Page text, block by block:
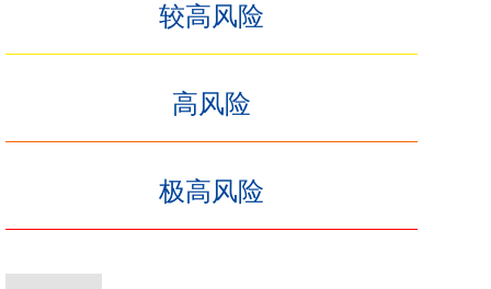
较高风险
高风险
极高风险